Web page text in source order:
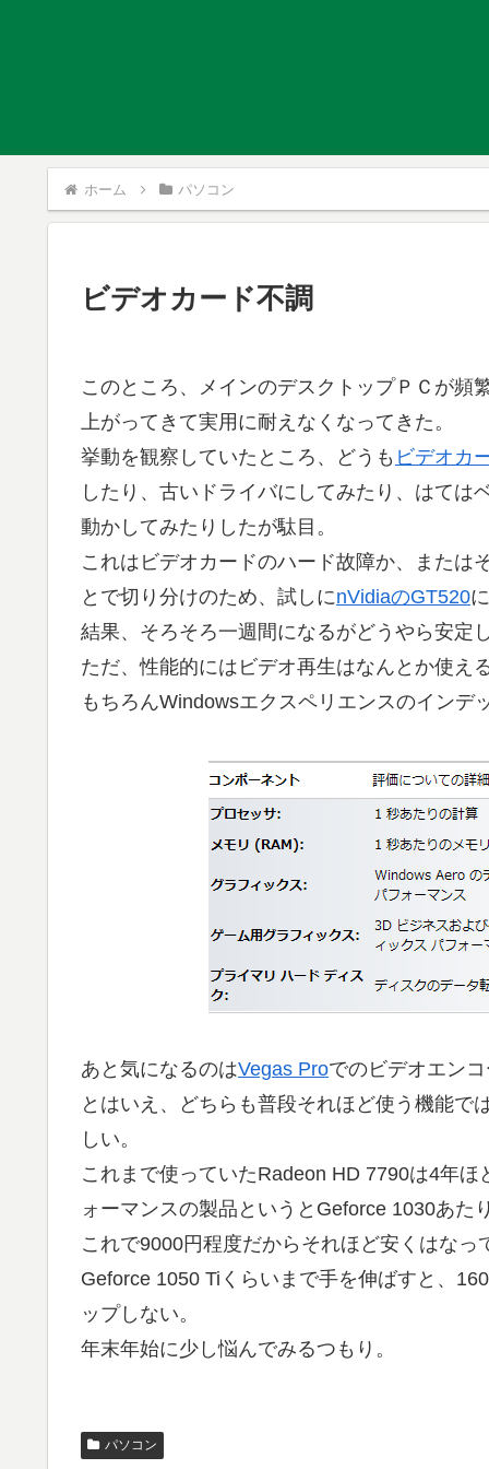
ホーム パソコン
ビデオカード不調
このところ、メインのデスクトップＰＣが頻
上がってきて実用に耐えなくなってきた。
挙動を観察していたところ、どうも ビデオカ
したり、古いドライバにしてみたり、はて
動かしてみたりしたが駄目。
これはビデオカードのハード故障か、または
とで切り分けのため、試しにnVidiaのGT520
結果、そろそろ一週間になるがどうやら安定
ただ、性能的にはビデオ再生はなんとか使え
もちろんWindowsエクスペリエンスのインデ
あと気になるのはVegas Proでのビデオエン
とはいえ、どちらも普段それほど使う機能で
しい。
これまで使っていたRadeon HD 7790は4年
ォーマンスの製品というとGeforce 1030あたり
これで9000円程度だからそれほど安くはなっ
Geforce 1050 Tiくらいまで手を伸ばすと、
ップしない。
年末年始に少し悩んでみるつもり。
パソコン